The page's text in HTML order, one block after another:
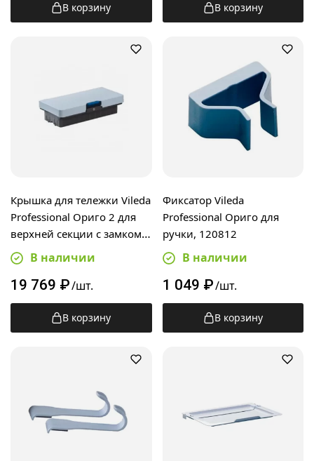
В корзину В корзину
Крышка для тележки Vileda
Professional Ориго 2 для
верхней секции с замком
ключом и с 4 клипсами
цветового кодирования,
160551
В наличии
19 769 ₽/шт.
В корзину
Фиксатор Vileda
Professional Ориго для
ручки, 120812
В наличии
1 049 ₽/шт.
В корзину